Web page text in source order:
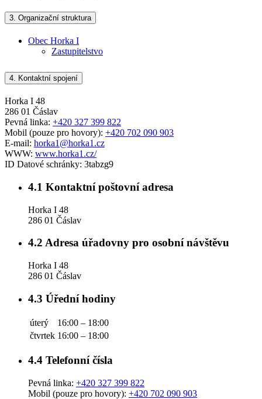
3. Organizační struktura
Obec Horka I
Zastupitelstvo
4. Kontaktní spojení
Horka I 48
286 01 Čáslav
Pevná linka: +420 327 399 822
Mobil (pouze pro hovory): +420 702 090 903
E-mail: horka1@horka1.cz
WWW: www.horka1.cz/
ID Datové schránky: 3tabzg9
4.1 Kontaktní poštovní adresa
Horka I 48
286 01 Čáslav
4.2 Adresa úřadovny pro osobní návštěvu
Horka I 48
286 01 Čáslav
4.3 Úřední hodiny
úterý
16:00 – 18:00
čtvrtek 16:00 – 18:00
4.4 Telefonní čísla
Pevná linka: +420 327 399 822
Mobil (pouze pro hovory): +420 702 090 903